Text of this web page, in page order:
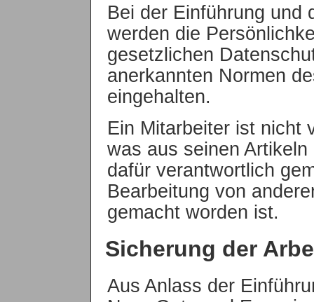
Bei der Einführung und
werden die
gesetzlichen
anerkannten Normen
eingehalten.
Ein Mitarbeiter ist nicht
was aus seinen
dafür verantwortlich
Bearbeitung von
gemacht worden ist.
Sicherung der
Aus Anlass der